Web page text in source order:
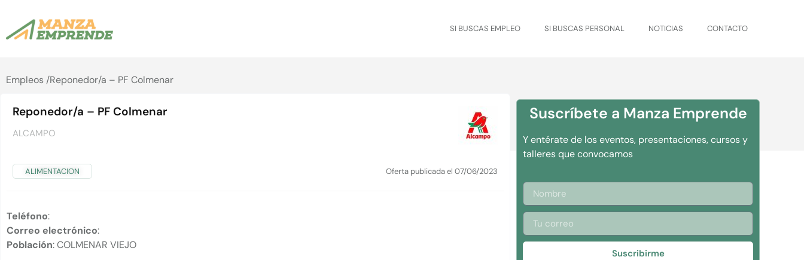
SI BUSCAS EMPLEO SI BUSCAS PERSONAL NOTICIAS CONTACTO
Empleos /Reponedor/a – PF Colmenar
Reponedor/a – PF Colmenar
ALCAMPO
ALIMENTACION Oferta publicada el 07/06/2023
Teléfono:
Correo electrónico:
Población: COLMENAR VIEJO
Suscríbete a Manza Emprende
Y entérate de los eventos, presentaciones, cursos y
talleres que convocamos
Suscribirme